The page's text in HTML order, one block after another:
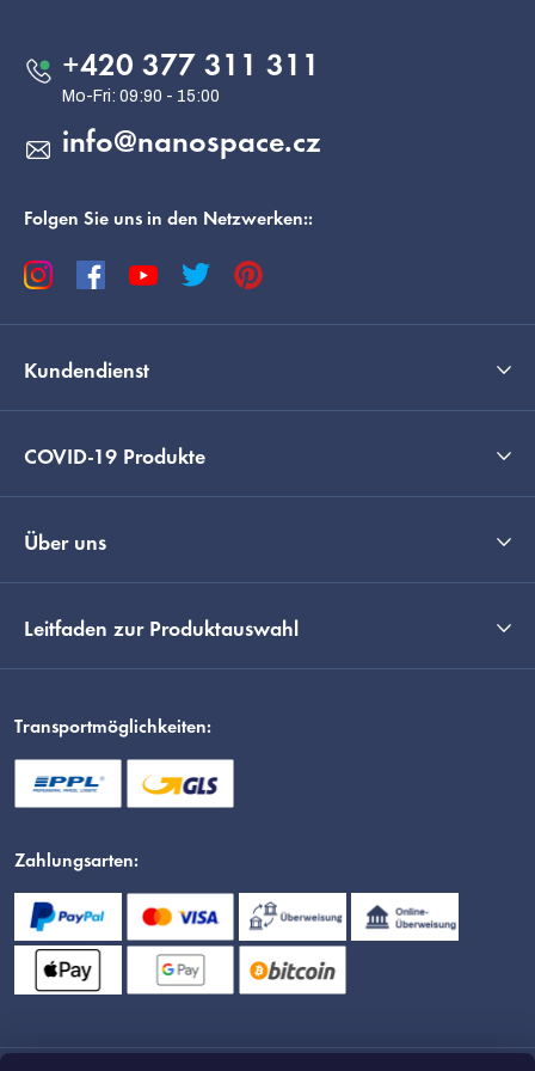
info@nanospace.cz
+420 377 311 311
Folgen Sie uns in den Netzwerken::
Kundendienst
COVID-19 Produkte
Über uns
Leitfaden zur Produktauswahl
Transportmöglichkeiten:
Zahlungsarten: